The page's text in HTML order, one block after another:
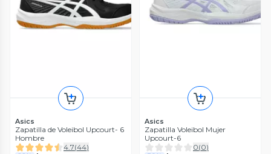
Asics
Zapatilla de Voleibol Upcourt- 6
Hombre
4.7(44)
Asics
Zapatilla Voleibol Mujer
Upcourt-6
0(0)